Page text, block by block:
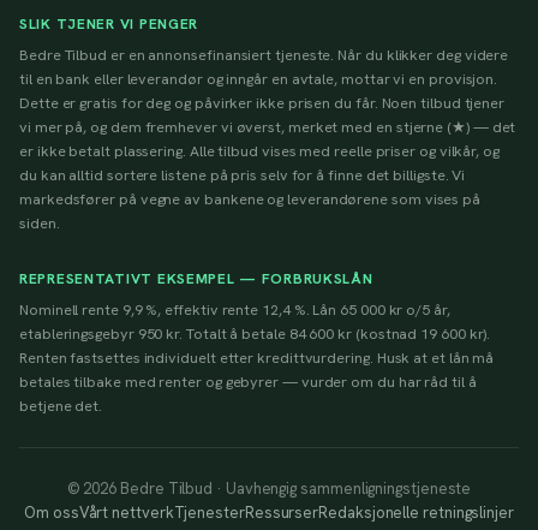
SLIK TJENER VI PENGER
Bedre Tilbud er en annonsefinansiert tjeneste. Når du klikker deg videre
til en bank eller leverandør og inngår en avtale, mottar vi en provisjon.
Dette er gratis for deg og påvirker ikke prisen du får. Noen tilbud tjener
vi mer på, og dem fremhever vi øverst, merket med en stjerne (★) — det
er ikke betalt plassering. Alle tilbud vises med reelle priser og vilkår, og
du kan alltid sortere listene på pris selv for å finne det billigste. Vi
markedsfører på vegne av bankene og leverandørene som vises på
siden.
REPRESENTATIVT EKSEMPEL — FORBRUKSLÅN
Nominell rente 9,9 %, effektiv rente 12,4 %. Lån 65 000 kr o/5 år,
etableringsgebyr 950 kr. Totalt å betale 84 600 kr (kostnad 19 600 kr).
Renten fastsettes individuelt etter kredittvurdering. Husk at et lån må
betales tilbake med renter og gebyrer — vurder om du har råd til å
betjene det.
© 2026 Bedre Tilbud · Uavhengig sammenligningstjeneste
Om ossVårt nettverkTjenesterRessurserRedaksjonelle retningslinjer